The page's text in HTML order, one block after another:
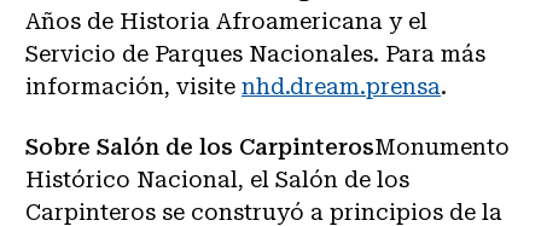
Años de Historia Afroamericana y el
Servicio de Parques Nacionales. Para más
información, visite nhd.dream.prensa.
Sobre Salón de los CarpinterosMonumento
Histórico Nacional, el Salón de los
Carpinteros se construyó a principios de la